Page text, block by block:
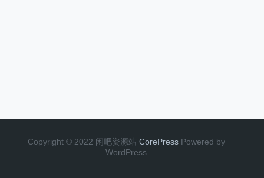
Copyright © 2022 闲吧资源站 CorePress Powered by
WordPress